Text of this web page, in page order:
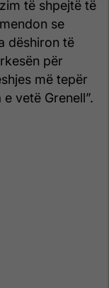
të shpejtë të
se
dëshiron të
për
më tepër
vetë Grenell”.